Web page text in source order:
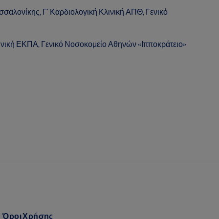
Γ’ Καρδιολογική Κλινική ΑΠΘ, Γενικό
ΕΚΠΑ, Γενικό Νοσοκομείο Αθηνών «Ιπποκράτειο»
Όροι Χρήσης